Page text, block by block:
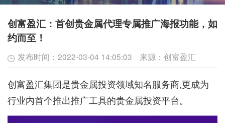
创富盈汇：首创贵金属代理专属推广海报功能，如
约而至！
发布时间：2022-03-04 14:05:03 来源：创富盈汇
创富盈汇集团是贵金属投资领域知名服务商,更成为
行业内首个推出推广工具的贵金属投资平台。